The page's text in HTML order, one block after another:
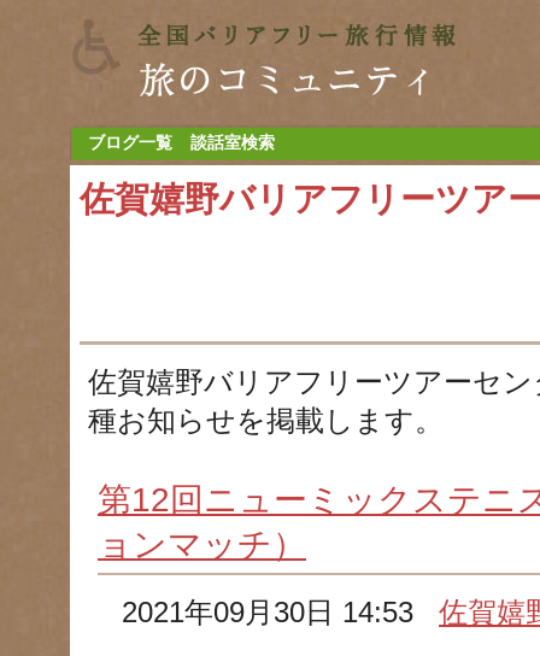
ブログ一覧 談話室検索
佐賀嬉野バリアフリーツア
佐賀嬉野バリアフリーツアーセ
種お知らせを掲載します。
第12回ニューミックステニ
ョンマッチ）
2021年09月30日 14:53佐賀嬉